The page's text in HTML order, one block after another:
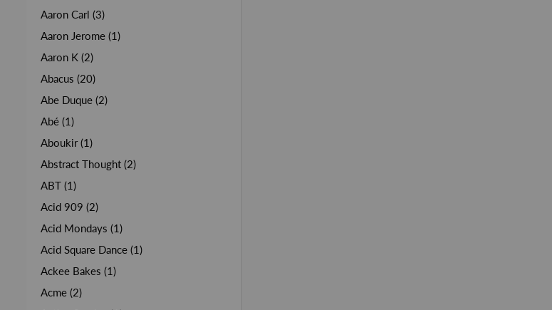
Aaron Carl (3)
Aaron Jerome (1)
Aaron K (2)
Abacus (20)
Abe Duque (2)
Abé (1)
Aboukir (1)
Abstract Thought (2)
ABT (1)
Acid 909 (2)
Acid Mondays (1)
Acid Square Dance (1)
Ackee Bakes (1)
Acme (2)